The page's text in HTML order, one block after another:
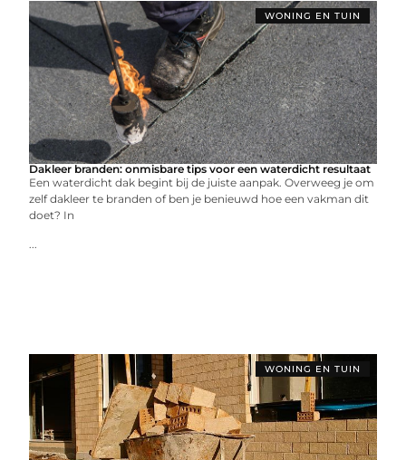
WONING EN TUIN
Dakleer branden: onmisbare tips voor een waterdicht resultaat
Een waterdicht dak begint bij de juiste aanpak. Overweeg je om
zelf dakleer te branden of ben je benieuwd hoe een vakman dit
doet? In
...
WONING EN TUIN